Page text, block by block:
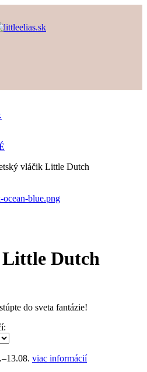
vláčik Little Dutch
Dutch
do sveta fantázie!
viac informácií